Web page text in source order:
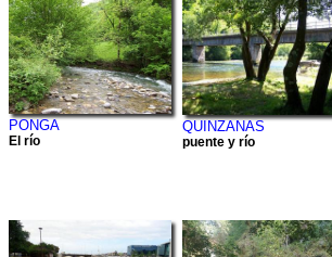
PONGA
El río
QUINZANAS
puente y río